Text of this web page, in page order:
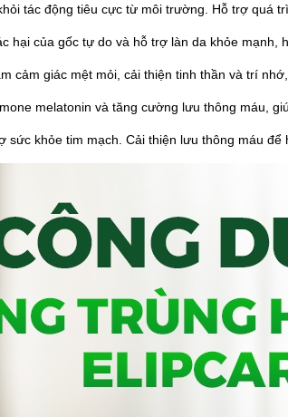
tác động tiêu cực từ môi trường. Hỗ trợ quá
hại của gốc tự do và hỗ trợ làn da khỏe mạnh,
cảm giác mệt mỏi, cải thiện tinh thần và trí
melatonin và tăng cường lưu thông máu,
sức khỏe tim mạch. Cải thiện lưu thông máu để